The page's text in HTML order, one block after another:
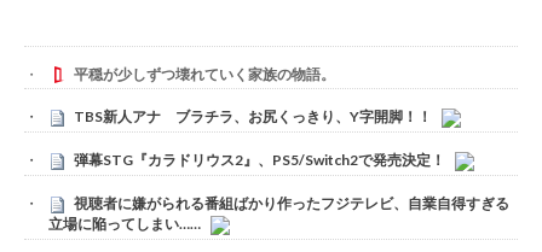
平穏が少しずつ壊れていく家族の物語。
TBS新人アナ ブラチラ、お尻くっきり、Y字開脚！！
弾幕STG『カラドリウス2』、PS5/Switch2で発売決定！
視聴者に嫌がられる番組ばかり作ったフジテレビ、自業自得すぎる
立場に陥ってしまい……